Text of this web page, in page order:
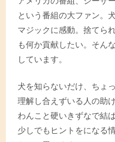
という番組の大ファン。
マジックに感動。捨てら
も何か貢献したい。そん
しています。
犬を知らないだけ、ちょ
理解し合えずいる人の助
わんこと硬いきずなで結
少しでもヒントをになる